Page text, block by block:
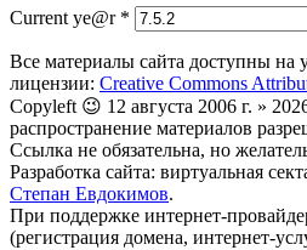
Current ye@r *
Все материалы сайта доступны на
лицензии: Creative Commons
Copyleft 😉 12 августа 2006 г. »
распространение материалов
Ссылка не обязательна, но
Разработка сайта: виртуальная
Степан Евдокимов.
При поддержке интернет-
(регистрация домена, интернет-